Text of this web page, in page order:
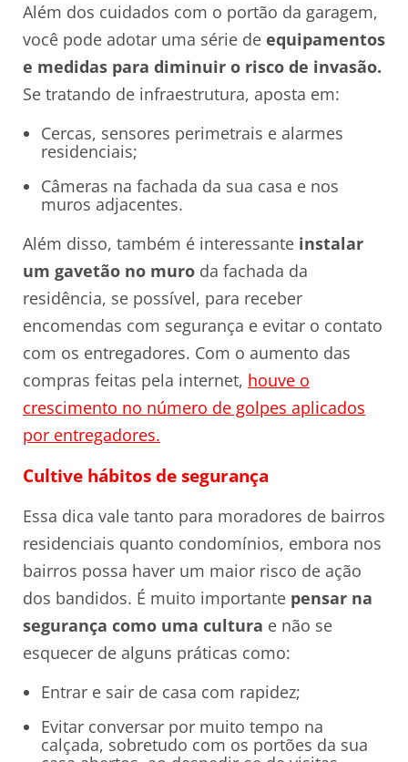
Além dos cuidados com o portão da garagem,
você pode adotar uma série de equipamentos
e medidas para diminuir o risco de invasão.
Se tratando de infraestrutura, aposta em:
Cercas, sensores perimetrais e alarmes
residenciais;
Câmeras na fachada da sua casa e nos
muros adjacentes.
Além disso, também é interessante instalar
um gavetão no muro da fachada da
residência, se possível, para receber
encomendas com segurança e evitar o contato
com os entregadores. Com o aumento das
compras feitas pela internet, houve o
crescimento no número de golpes aplicados
por entregadores.
Cultive hábitos de segurança
Essa dica vale tanto para moradores de bairros
residenciais quanto condomínios, embora nos
bairros possa haver um maior risco de ação
dos bandidos. É muito importante pensar na
segurança como uma cultura e não se
esquecer de alguns práticas como:
Entrar e sair de casa com rapidez;
Evitar conversar por muito tempo na
calçada, sobretudo com os portões da sua